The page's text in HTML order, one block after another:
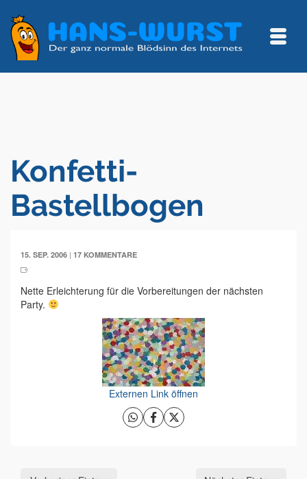
Konfetti-
Bastellbogen
15. SEP. 2006 | 17 KOMMENTARE
Nette Erleichterung für die Vorbereitungen der nächsten
Party.
Externen Link öffnen